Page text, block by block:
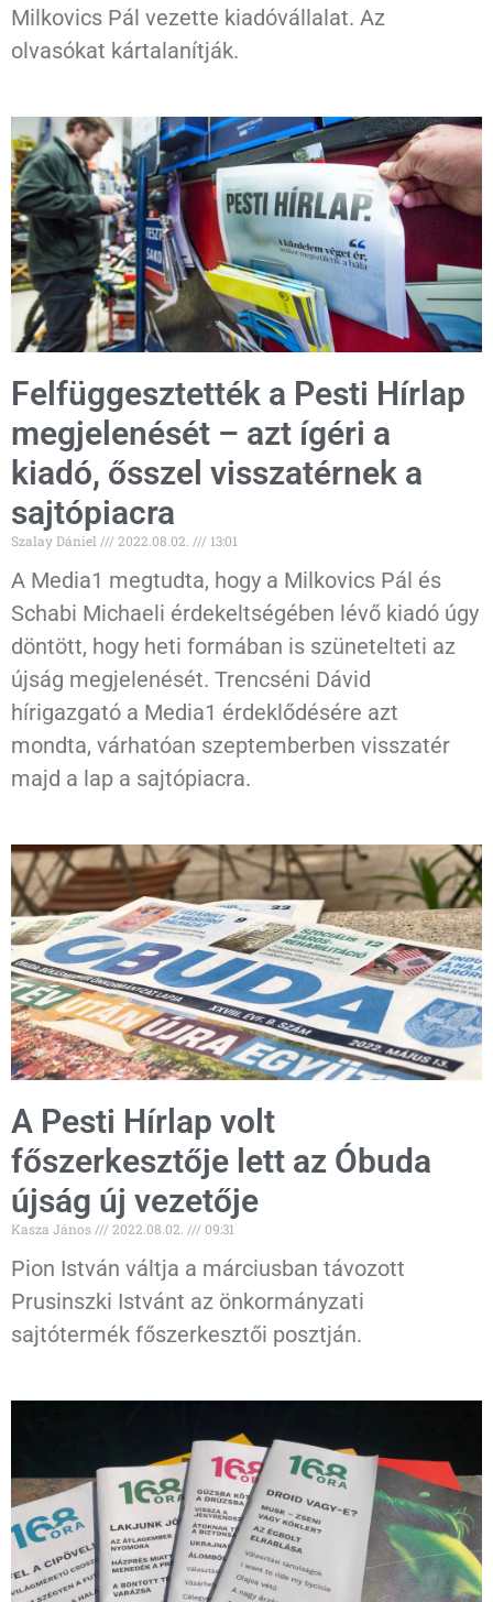
Milkovics Pál vezette kiadóvállalat. Az
olvasókat kártalanítják.
Felfüggesztették a Pesti Hírlap
megjelenését – azt ígéri a
kiadó, ősszel visszatérnek a
sajtópiacra
Szalay Dániel 2022.08.02. 13:01
A Media1 megtudta, hogy a Milkovics Pál és
Schabi Michaeli érdekeltségében lévő kiadó úgy
döntött, hogy heti formában is szünetelteti az
újság megjelenését. Trencséni Dávid
hírigazgató a Media1 érdeklődésére azt
mondta, várhatóan szeptemberben visszatér
majd a lap a sajtópiacra.
A Pesti Hírlap volt
főszerkesztője lett az Óbuda
újság új vezetője
Kasza János 2022.08.02. 09:31
Pion István váltja a márciusban távozott
Prusinszki Istvánt az önkormányzati
sajtótermék főszerkesztői posztján.